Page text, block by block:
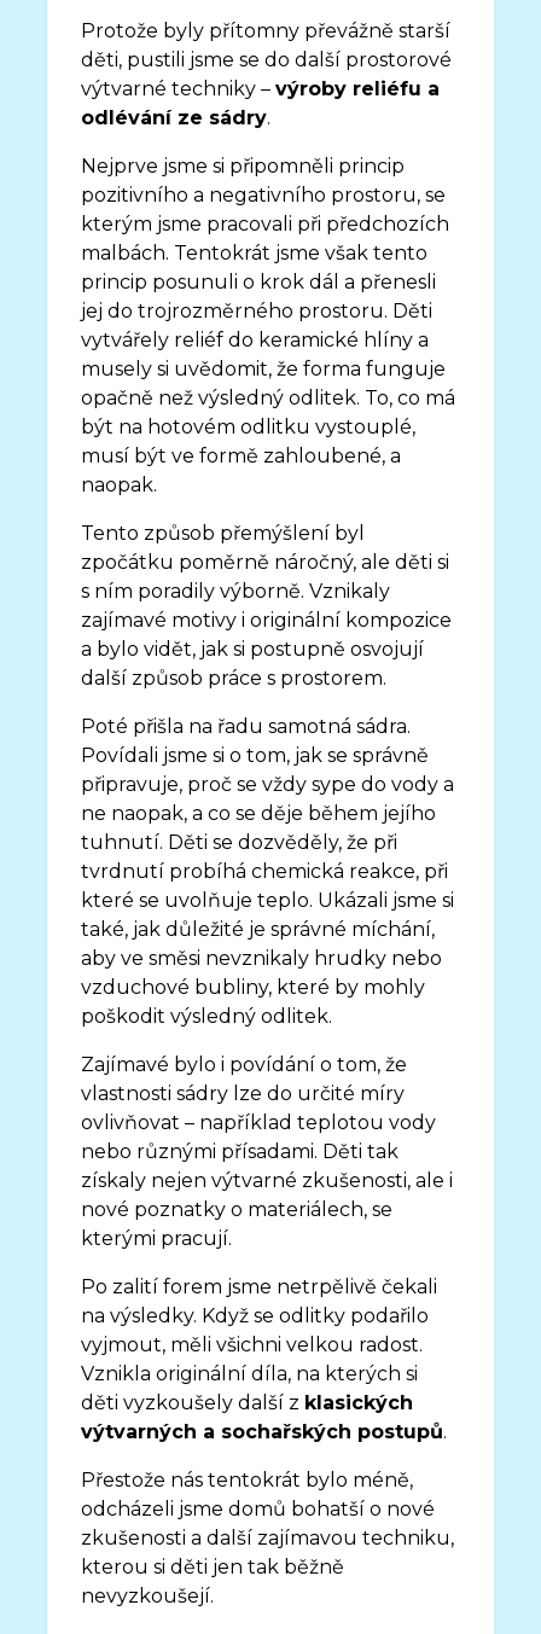
Protože byly přítomny převážně starší
děti, pustili jsme se do další prostorové
výtvarné techniky –výroby reliéfu a
odlévání ze sádry.
Nejprve jsme si připomněli princip
pozitivního a negativního prostoru, se
kterým jsme pracovali při předchozích
malbách. Tentokrát jsme však tento
princip posunuli o krok dál a přenesli
jej do trojrozměrného prostoru. Děti
vytvářely reliéf do keramické hlíny a
musely si uvědomit, že forma funguje
opačně než výsledný odlitek. To, co má
být na hotovém odlitku vystouplé,
musí být ve formě zahloubené, a
naopak.
Tento způsob přemýšlení byl
zpočátku poměrně náročný, ale děti si
s ním poradily výborně. Vznikaly
zajímavé motivy i originální kompozice
a bylo vidět, jak si postupně osvojují
další způsob práce s prostorem.
Poté přišla na řadu samotná sádra.
Povídali jsme si o tom, jak se správně
připravuje, proč se vždy sype do vody a
ne naopak, a co se děje během jejího
tuhnutí. Děti se dozvěděly, že při
tvrdnutí probíhá chemická reakce, při
které se uvolňuje teplo. Ukázali jsme si
také, jak důležité je správné míchání,
aby ve směsi nevznikaly hrudky nebo
vzduchové bubliny, které by mohly
poškodit výsledný odlitek.
Zajímavé bylo i povídání o tom, že
vlastnosti sádry lze do určité míry
ovlivňovat – například teplotou vody
nebo různými přísadami. Děti tak
získaly nejen výtvarné zkušenosti, ale i
nové poznatky o materiálech, se
kterými pracují.
Po zalití forem jsme netrpělivě čekali
na výsledky. Když se odlitky podařilo
vyjmout, měli všichni velkou radost.
Vznikla originální díla, na kterých si
děti vyzkoušely další z klasických
výtvarných a sochařských postupů.
Přestože nás tentokrát bylo méně,
odcházeli jsme domů bohatší o nové
zkušenosti a další zajímavou techniku,
kterou si děti jen tak běžně
nevyzkoušejí.